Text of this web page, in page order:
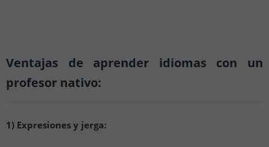
Ventajas de aprender idiomas con un
profesor nativo:
1) Expresiones y jerga: